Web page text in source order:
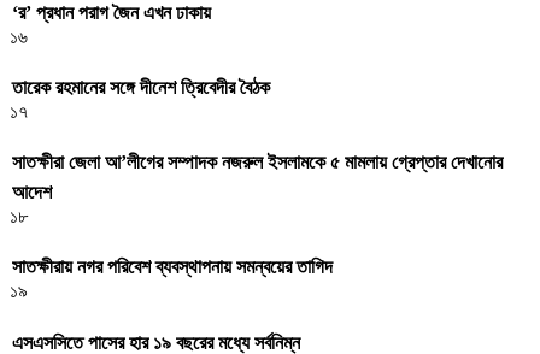
‘র’ প্রধান পরাগ জৈন এখন ঢাকায়
১৬
তারেক রহমানের সঙ্গে দীনেশ ত্রিবেদীর বৈঠক
১৭
সাতক্ষীরা জেলা আ’লীগের সম্পাদক নজরুল ইসলামকে ৫ মামলায় গ্রেপ্তার দেখানোর
আদেশ
১৮
সাতক্ষীরায় নগর পরিবেশ ব্যবস্থাপনায় সমন্বয়ের তাগিদ
১৯
এসএসসিতে পাসের হার ১৯ বছরের মধ্যে সর্বনিম্ন